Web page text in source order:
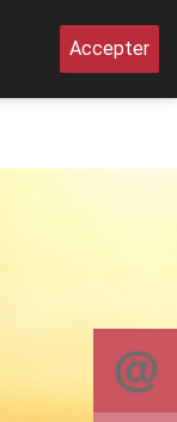
Accepter